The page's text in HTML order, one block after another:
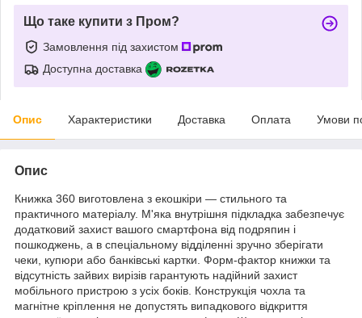
Що таке купити з Пром?
Замовлення під захистом
Доступна доставка
Опис Характеристики Доставка Оплата Умови
Опис
Книжка 360 виготовлена з екошкіри — стильного та
практичного матеріалу. М'яка внутрішня підкладка забезпечує
додатковий захист вашого смартфона від подряпин і
пошкоджень, а в спеціальному відділенні зручно зберігати
чеки, купюри або банківські картки. Форм-фактор книжки та
відсутність зайвих вирізів гарантують надійний захист
мобільного пристрою з усіх боків. Конструкція чохла та
магнітне кріплення не допустять випадкового відкриття